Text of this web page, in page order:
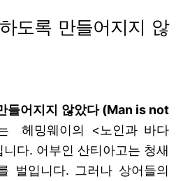
도록 만들어지지 않
들어지지 않았다 (Man is not
헤밍웨이의 <노인과 바다
다. 어부인 산티아고는 청새
벌입니다. 그러나 상어들의